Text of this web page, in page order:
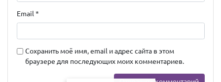
Email*
Сохранить моё имя, email и адрес сайта в этом
браузере для последующих моих комментариев.